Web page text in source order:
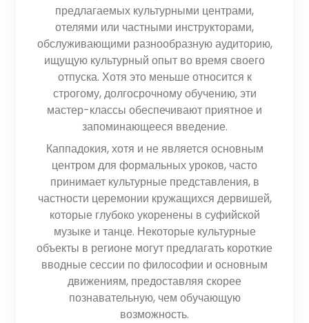
предлагаемых культурными центрами,
отелями или частными инструкторами,
обслуживающими разнообразную аудиторию,
ищущую культурный опыт во время своего
отпуска. Хотя это меньше относится к
строгому, долгосрочному обучению, эти
мастер-классы обеспечивают приятное и
запоминающееся введение.
Каппадокия, хотя и не является основным
центром для формальных уроков, часто
принимает культурные представления, в
частности церемонии кружащихся дервишей,
которые глубоко укоренены в суфийской
музыке и танце. Некоторые культурные
объекты в регионе могут предлагать короткие
вводные сессии по философии и основным
движениям, предоставляя скорее
познавательную, чем обучающую
возможность.